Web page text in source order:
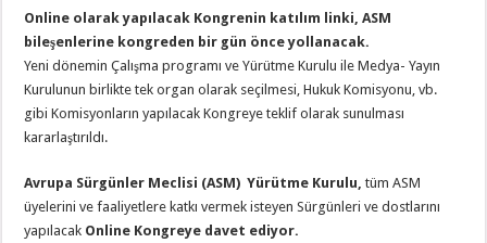
Online olarak yapılacak Kongrenin katılım linki, ASM
bileşenlerine kongreden bir gün önce yollanacak.
Yeni dönemin Çalışma programı ve Yürütme Kurulu ile Medya- Yayın
Kurulunun birlikte tek organ olarak seçilmesi, Hukuk Komisyonu, vb.
gibi Komisyonların yapılacak Kongreye teklif olarak sunulması
kararlaştırıldı.
Avrupa Sürgünler Meclisi (ASM) Yürütme Kurulu, tüm ASM
üyelerini ve faaliyetlere katkı vermek isteyen Sürgünleri ve dostlarını
yapılacak Online Kongreye davet ediyor.